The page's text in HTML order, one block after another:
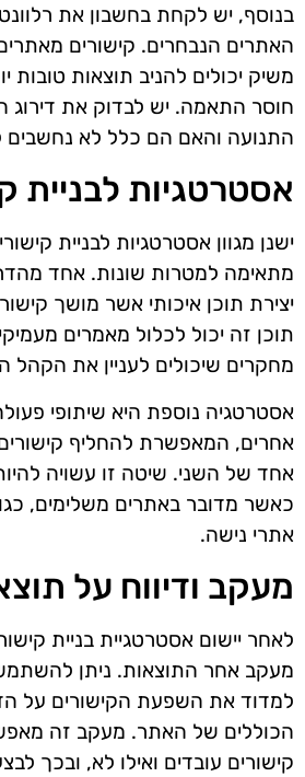
בנוסף, יש לקחת בחשבון את
האתרים הנבחרים. קישורים
משיק יכולים להניב תוצאות טובות
חוסר התאמה. יש לבדוק את דירוג
התנועה והאם הם כלל לא נחשבים
אסטרטגיות לבניית
ישנן מגוון אסטרטגיות לבניית
מתאימה למטרות שונות. אחד
יצירת תוכן איכותי אשר מושך
תוכן זה יכול לכלול מאמרים
מחקרים שיכולים לעניין את הקהל
אסטרטגיה נוספת היא שיתופי
אחרים, המאפשרת להחליף
אחד של השני. שיטה זו עשויה
כאשר מדובר באתרים משלימים,
אתרי נישה.
מעקב ודיווח על
לאחר יישום אסטרטגיית בניית
מעקב אחר התוצאות. ניתן
למדוד את השפעת הקישורים על
הכוללים של האתר. מעקב זה
קישורים עובדים ואילו לא, ובכך